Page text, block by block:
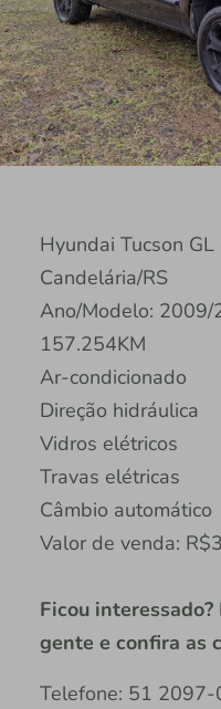
Hyundai Tucson
Candelária/RS
Ano/Modelo: 2009/
157.254KM
Ar-condicionado
Direção hidráulica
Vidros elétricos
Travas elétricas
Câmbio automático
Valor de venda:
Ficou
gente e confira as
Telefone: 51